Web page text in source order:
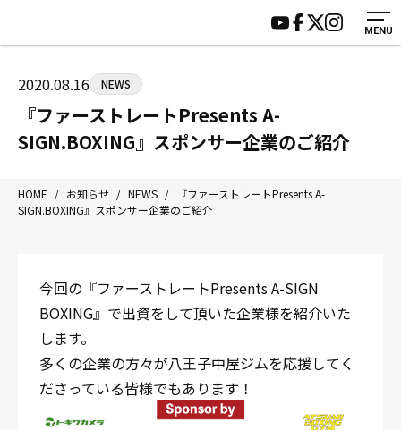
MENU
〒192-0072 東京都八王子市南町3-8 第2原嶋ビル1F
営業時間：月〜土 14:00〜22:00 / 日・祝 14:00〜19:00
HOME
ジムについて
トレーニング
アマ・スパー各大会・キッズ
入会案内
見学・1日体験
施設紹介
会員様の声
よくあるご質問
サポーター募集
2020.08.16 NEWS
『ファーストレートPresents A-
SIGN.BOXING』スポンサー企業のご紹介
HOME / お知らせ / NEWS /
『ファーストレートPresents A-
SIGN.BOXING』スポンサー企業のご紹介
今回の『ファーストレートPresents A-SIGN
BOXING』で出資をして頂いた企業様を紹介いた
します。
多くの企業の方々が八王子中屋ジムを応援してく
ださっている皆様でもあります！